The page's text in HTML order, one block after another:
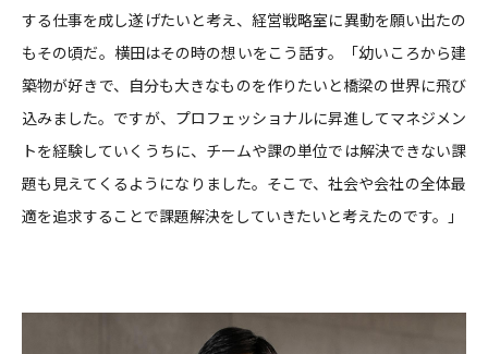
する仕事を成し遂げたいと考え、経営戦略室に異動を願い出たの
もその頃だ。横田はその時の想いをこう話す。「幼いころから建
築物が好きで、自分も大きなものを作りたいと橋梁の世界に飛び
込みました。ですが、プロフェッショナルに昇進してマネジメン
トを経験していくうちに、チームや課の単位では解決できない課
題も見えてくるようになりました。そこで、社会や会社の全体最
適を追求することで課題解決をしていきたいと考えたのです。」